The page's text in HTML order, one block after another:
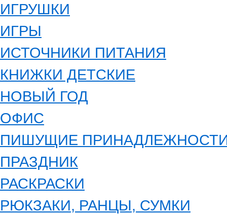
ИГРУШКИ
ИГРЫ
ИСТОЧНИКИ ПИТАНИЯ
КНИЖКИ ДЕТСКИЕ
НОВЫЙ ГОД
ОФИС
ПИШУЩИЕ
ПРАЗДНИК
РАСКРАСКИ
РЮКЗАКИ, РАНЦЫ, СУМКИ